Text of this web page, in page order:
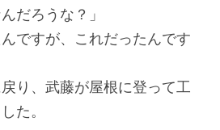
だろうな？」
ですが、これだったんです
り、武藤が屋根に登って工
た。